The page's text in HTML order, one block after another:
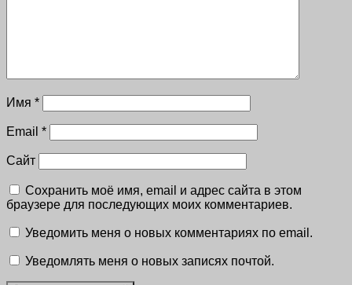
Имя *
Email *
Сайт
Сохранить моё имя, email и адрес сайта в этом
браузере для последующих моих комментариев.
Уведомить меня о новых комментариях по email.
Уведомлять меня о новых записях почтой.